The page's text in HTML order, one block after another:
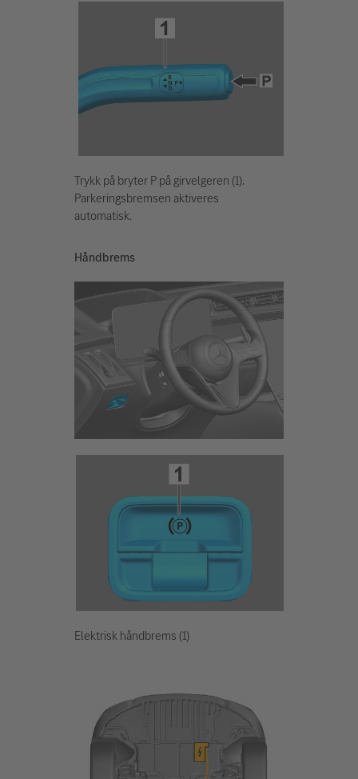
Trykk på bryter P på girvelgeren (1).
Parkeringsbremsen aktiveres
automatisk.
Håndbrems
Elektrisk håndbrems (1)